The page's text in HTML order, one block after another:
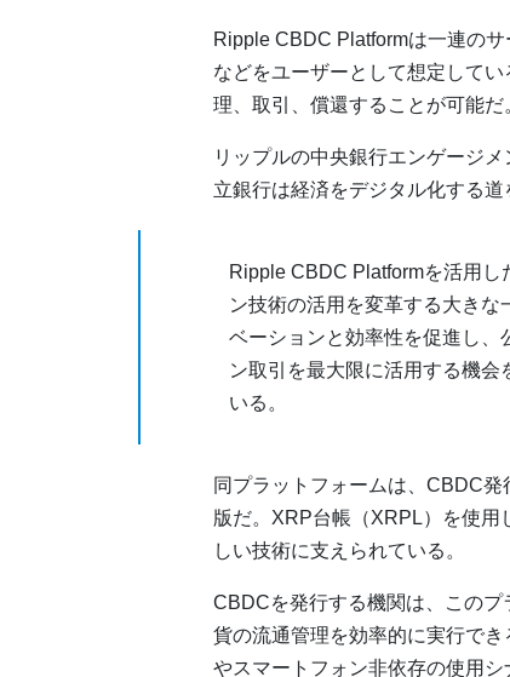
Ripple CBDC Platformは一連の
などをユーザーとして想定して
理、取引、償還することが可能だ
リップルの中央銀行エンゲージ
立銀行は経済をデジタル化する
Ripple CBDC Platformを活用
ン技術の活用を変革する大き
ベーションと効率性を促進し、
ン取引を最大限に活用する機
いる。
同プラットフォームは、CBDC
版だ。XRP台帳（XRPL）を使用
しい技術に支えられている。
CBDCを発行する機関は、この
貨の流通管理を効率的に実行で
やスマートフォン非依存の使用シ